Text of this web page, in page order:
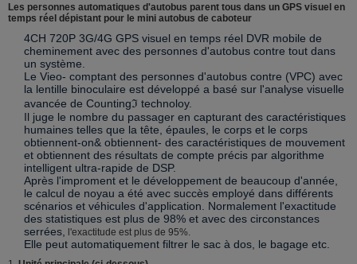
Les personnes automatiques d'autobus parent tous dans un GPS visuel en
temps réel dépistant pour le mini autobus de caboteur
4CH 720P 3G/4G GPS visuel en temps réel DVR mobile de
cheminement avec des personnes d'autobus contre tout dans
un système.
Le Vieo- comptant des personnes d'autobus contre (VPC) avec
la lentille binoculaire est développé a basé sur l'analyse visuelle
avancée de Countingℑ technoloy.
Il juge le nombre du passager en capturant des caractéristiques
humaines telles que la tête, épaules, le corps et le corps
obtiennent-on& obtiennent- des caractéristiques de mouvement
et obtiennent des résultats de compte précis par algorithme
intelligent ultra-rapide de DSP.
Après l'improment et le développement de beaucoup d'année,
le calcul de noyau a été avec succès employé dans différents
scénarios et véhicules d'application. Normalement l'exactitude
des statistiques est plus de 98% et avec des circonstances
serrées, l'exactitude est plus de 95%.
Elle peut automatiquement filtrer le sac à dos, le bagage etc.